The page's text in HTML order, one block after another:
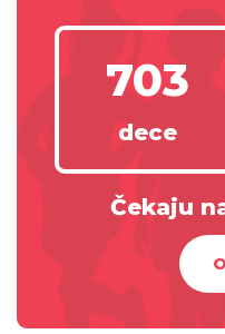
703
dece
Čekaju